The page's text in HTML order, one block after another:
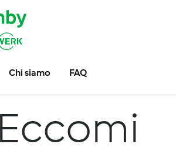
Chi siamo FAQ
Eccomi